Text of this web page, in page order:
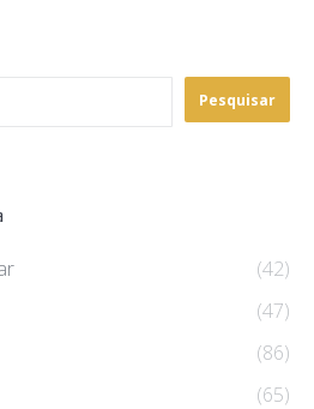
Pesquisar
(42)
(47)
(86)
(65)